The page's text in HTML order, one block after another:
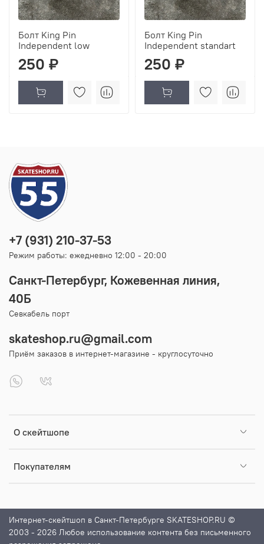
Болт King Pin
Independent low
250 ₽
Болт King Pin
Independent standart
250 ₽
О скейтшопе
Покупателям
+7 (931) 210-37-53
Режим работы: ежедневно 12:00 - 20:00
Санкт-Петербург, Кожевенная линия,
40Б
Севкабель порт
skateshop.ru@gmail.com
Приём заказов в интернет-магазине - круглосуточно
Интернет-скейтшоп в Санкт-Петербурге SKATESHOP.RU ©
2003 - 2026 Любое использование контента без письменного